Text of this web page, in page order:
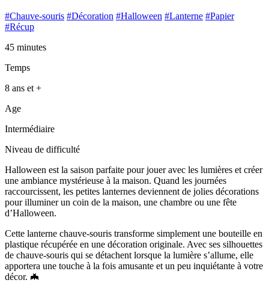
#Chauve-souris #Décoration #Halloween #Lanterne #Papier
#Récup
45 minutes
Temps
8 ans et +
Age
Intermédiaire
Niveau de difficulté
Halloween est la saison parfaite pour jouer avec les lumières et créer
une ambiance mystérieuse à la maison. Quand les journées
raccourcissent, les petites lanternes deviennent de jolies décorations
pour illuminer un coin de la maison, une chambre ou une fête
d’Halloween.
Cette lanterne chauve-souris transforme simplement une bouteille en
plastique récupérée en une décoration originale. Avec ses silhouettes
de chauve-souris qui se détachent lorsque la lumière s’allume, elle
apportera une touche à la fois amusante et un peu inquiétante à votre
décor. 🦇